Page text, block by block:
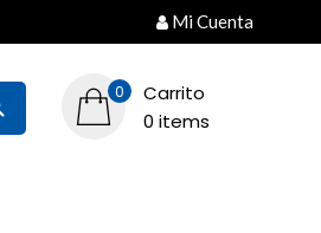
Mi Cuenta
0
Carrito
0 items